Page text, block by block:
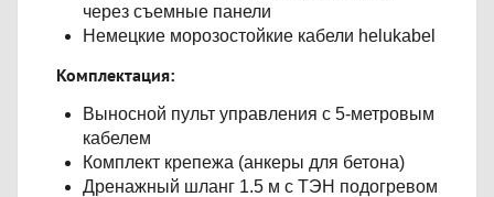
через съемные панели
Немецкие морозостойкие кабели helukabel
Комплектация:
Выносной пульт управления с 5-метровым
кабелем
Комплект крепежа (анкеры для бетона)
Дренажный шланг 1.5 м с ТЭН подогревом